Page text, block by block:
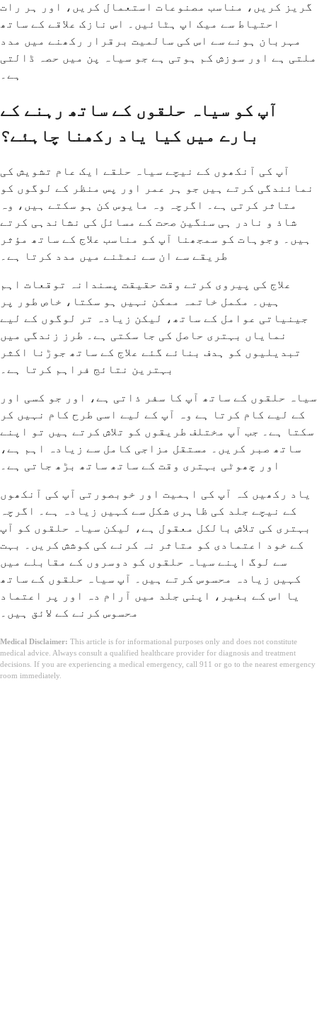
گریز کریں، مناسب مصنوعات استعمال کریں، اور ہر رات
احتیاط سے میک اپ ہٹائیں۔ اس نازک علاقے کے ساتھ
مہربان ہونے سے اس کی سالمیت برقرار رکھنے میں مدد
ملتی ہے اور سوزش کم ہوتی ہے جو سیاہ پن میں حصہ ڈالتی
ہے۔
آپ کو سیاہ حلقوں کے ساتھ رہنے کے
بارے میں کیا یاد رکھنا چاہئے؟
آپ کی آنکھوں کے نیچے سیاہ حلقے ایک عام تشویش کی
نمائندگی کرتے ہیں جو ہر عمر اور پس منظر کے لوگوں کو
متاثر کرتی ہے۔ اگرچہ وہ مایوس کن ہو سکتے ہیں، وہ
شاذ و نادر ہی سنگین صحت کے مسائل کی نشاندہی کرتے
ہیں۔ وجوہات کو سمجھنا آپ کو مناسب علاج کے ساتھ مؤثر
طریقے سے ان سے نمٹنے میں مدد کرتا ہے۔
علاج کی پیروی کرتے وقت حقیقت پسندانہ توقعات اہم
ہیں۔ مکمل خاتمہ ممکن نہیں ہو سکتا، خاص طور پر
جینیاتی عوامل کے ساتھ، لیکن زیادہ تر لوگوں کے لیے
نمایاں بہتری حاصل کی جا سکتی ہے۔ طرز زندگی میں
تبدیلیوں کو ہدف بنائے گئے علاج کے ساتھ جوڑنا اکثر
بہترین نتائج فراہم کرتا ہے۔
سیاہ حلقوں کے ساتھ آپ کا سفر ذاتی ہے، اور جو کسی اور
کے لیے کام کرتا ہے وہ آپ کے لیے اسی طرح کام نہیں کر
سکتا ہے۔ جب آپ مختلف طریقوں کو تلاش کرتے ہیں تو اپنے
ساتھ صبر کریں۔ مستقل مزاجی کامل سے زیادہ اہم ہے،
اور چھوٹی بہتری وقت کے ساتھ ساتھ بڑھ جاتی ہے۔
یاد رکھیں کہ آپ کی اہمیت اور خوبصورتی آپ کی آنکھوں
کے نیچے جلد کی ظاہری شکل سے کہیں زیادہ ہے۔ اگرچہ
بہتری کی تلاش بالکل معقول ہے، لیکن سیاہ حلقوں کو آپ
کے خود اعتمادی کو متاثر نہ کرنے کی کوشش کریں۔ بہت
سے لوگ اپنے سیاہ حلقوں کو دوسروں کے مقابلے میں
کہیں زیادہ محسوس کرتے ہیں۔ آپ سیاہ حلقوں کے ساتھ
یا اس کے بغیر، اپنی جلد میں آرام دہ اور پر اعتماد
محسوس کرنے کے لائق ہیں۔
Medical Disclaimer: This article is for informational purposes only and does not constitute
medical advice. Always consult a qualified healthcare provider for diagnosis and treatment
decisions. If you are experiencing a medical emergency, call 911 or go to the nearest emergency
room immediately.